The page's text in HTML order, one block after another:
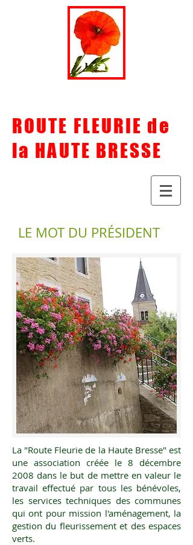
ROUTE FLEURIE de
la HAUTE BRESSE
LE MOT DU PRÉSIDENT
La "Route Fleurie de la Haute Bresse" est
une association créée le 8 décembre
2008 dans le but de mettre en valeur le
travail effectué par tous les bénévoles,
les services techniques des communes
qui ont pour mission l'aménagement, la
gestion du fleurissement et des espaces
verts.